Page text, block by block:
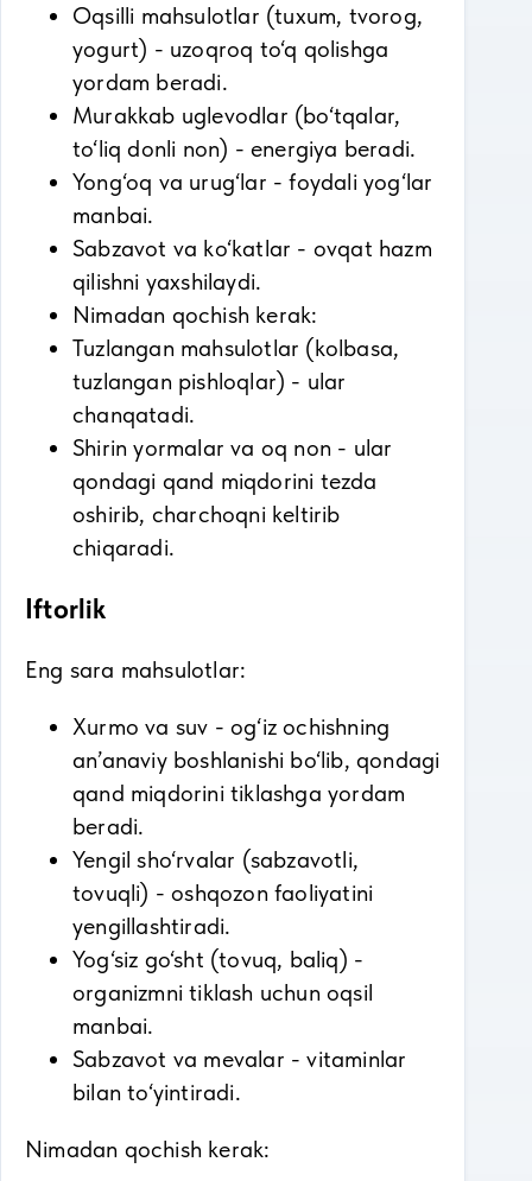
Oqsilli mahsulotlar (tuxum, tvorog,
yogurt) - uzoqroq to‘q qolishga
yordam beradi.
Murakkab uglevodlar (bo‘tqalar,
to‘liq donli non) - energiya beradi.
Yong‘oq va urug‘lar - foydali yog‘lar
manbai.
Sabzavot va ko‘katlar - ovqat hazm
qilishni yaxshilaydi.
Nimadan qochish kerak:
Tuzlangan mahsulotlar (kolbasa,
tuzlangan pishloqlar) - ular
chanqatadi.
Shirin yormalar va oq non - ular
qondagi qand miqdorini tezda
oshirib, charchoqni keltirib
chiqaradi.
Iftorlik
Eng sara mahsulotlar:
Xurmo va suv - og‘iz ochishning
an’anaviy boshlanishi bo‘lib, qondagi
qand miqdorini tiklashga yordam
beradi.
Yengil sho‘rvalar (sabzavotli,
tovuqli) - oshqozon faoliyatini
yengillashtiradi.
Yog‘siz go‘sht (tovuq, baliq) -
organizmni tiklash uchun oqsil
manbai.
Sabzavot va mevalar - vitaminlar
bilan to‘yintiradi.
Nimadan qochish kerak: